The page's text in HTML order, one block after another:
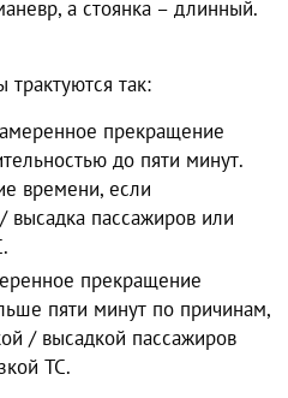
а стоянка – длинный.
трактуются так:
прекращение
до пяти минут.
времени, если
высадка пассажиров или
прекращение
пяти минут по причинам,
/ высадкой пассажиров
ТС.